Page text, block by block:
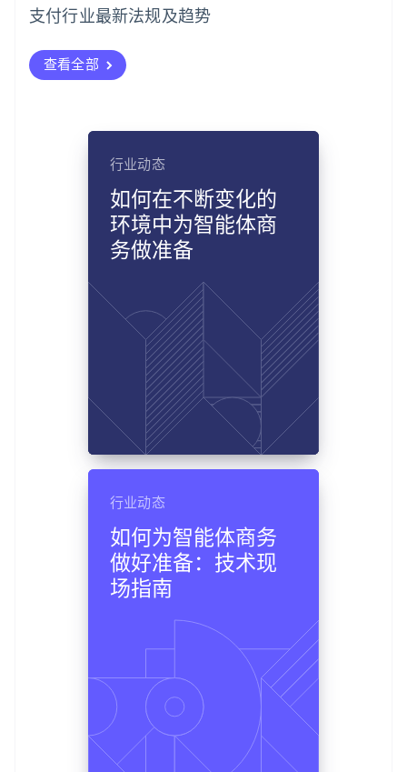
支付行业最新法规及趋势
查看全部
行业动态
如何在不断变化的
环境中为智能体商
务做准备
行业动态
如何为智能体商务
做好准备：技术现
场指南